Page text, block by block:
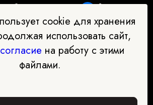
помощник в выборе
cookie для хранения
использовать сайт,
согласие на работу с этими
файлами.